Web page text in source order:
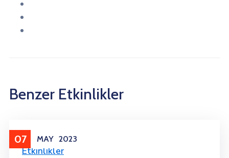
Benzer Etkinlikler
07 MAY 2023
Etkinlikler